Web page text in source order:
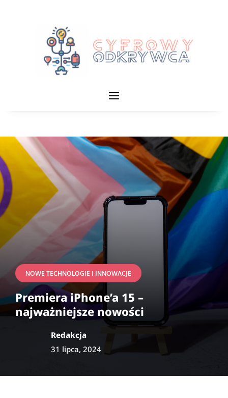
NOWE TECHNOLOGIE I INNOWACJE
Premiera iPhone’a 15 –
najważniejsze nowości
Redakcja
31 lipca, 2024